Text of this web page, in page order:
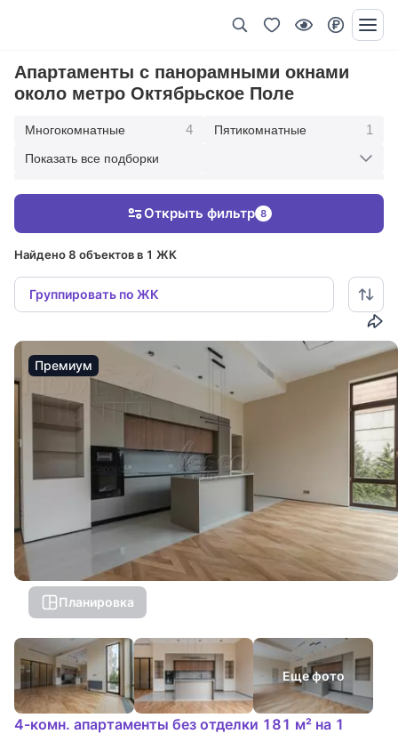
Апартаменты с панорамными окнами
около метро Октябрьское Поле
Многокомнатные 4 Пятикомнатные 1
В современном стиле
Показать все подборки
Найдено 8 объектов в 1 ЖК
Группировать по ЖК
Открыть фильтр 8
Премиум
Планировка
Еще фото
4-комн. апартаменты без отделки 181 м² на 1